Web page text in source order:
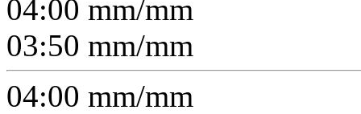
04:00 mm/mm
03:50 mm/mm
04:00 mm/mm